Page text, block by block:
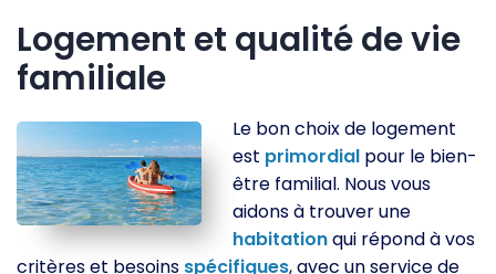
Logement et qualité de vie
familiale
Le bon choix de logement
est primordial pour le bien-
être familial. Nous vous
aidons à trouver une
habitationqui répond à vos
critères et besoins spécifiques, avec un service de